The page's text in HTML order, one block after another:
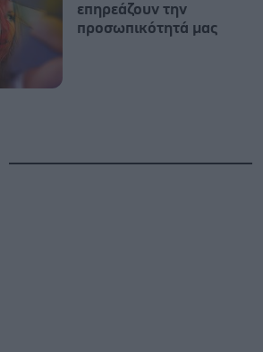
επηρεάζουν την
προσωπικότητά μας